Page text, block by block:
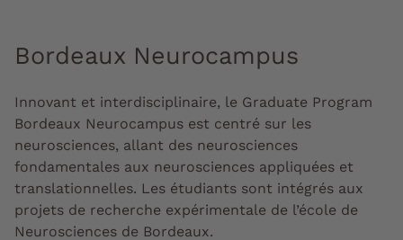
Bordeaux Neurocampus
Innovant et interdisciplinaire, le Graduate Program
Bordeaux Neurocampus est centré sur les
neurosciences, allant des neurosciences
fondamentales aux neurosciences appliquées et
translationnelles. Les étudiants sont intégrés aux
projets de recherche expérimentale de l’école de
Neurosciences de Bordeaux.